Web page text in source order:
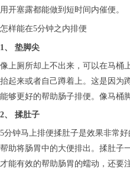
用开塞露都能做到短时间内催便。
怎样能在5分钟之内排便
1、 垫脚尖
像上厕所却上不出来，可以在马桶
抬起来或者自己蹲着上。这是因为
能够更好的帮助肠子排便。像马桶
2、 揉肚子
5分钟马上排便揉肚子是效果非常
帮助将肠胃中的大便排出。揉肚子
才能有效的帮助肠胃的蠕动，还要